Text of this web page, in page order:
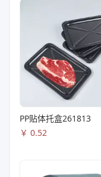
PP贴体托盒261813
￥ 0.52